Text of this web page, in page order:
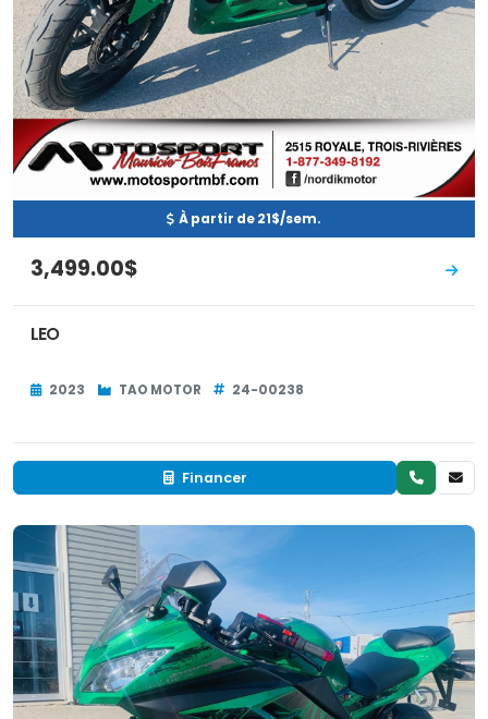
À partir de 21$/sem.
3,499.00$
LEO
2023 TAO MOTOR 24-00238
Financer
RÉSERVÉ